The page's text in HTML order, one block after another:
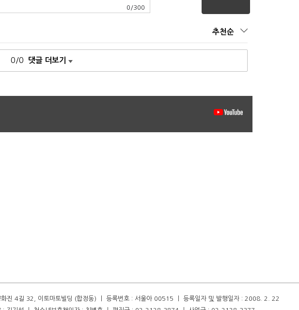
0 /300
추천순
0/0 댓글 더보기
화진 4길 32, 이토마토빌딩 (합정동) ㅣ 등록번호 : 서울아 00515 ㅣ 등록일자 및 발행일자 : 2008. 2. 22